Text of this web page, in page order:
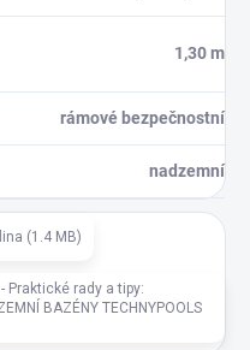
1,30 m
rámové bezpečnostní
nadzemní
(1.4 MB)
Praktické rady a tipy:
BAZÉNY TECHNYPOOLS